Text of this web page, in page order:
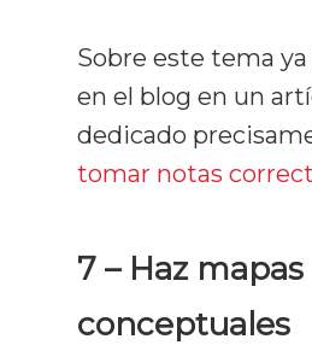
Sobre este tema
en el blog en un
dedicado
tomar notas
7 – Haz mapas
conceptuales